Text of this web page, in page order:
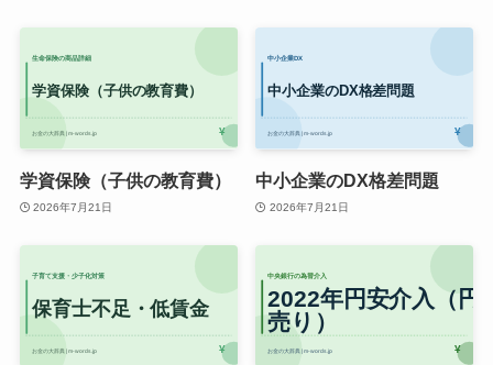
学資保険（子供の教育費）
2026年7月21日
中小企業のDX格差問題
2026年7月21日